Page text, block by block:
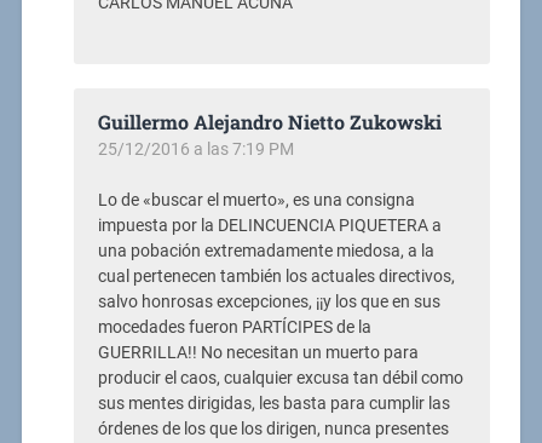
Guillermo Alejandro Nietto Zukowski
25/12/2016 a las 7:19 PM
Lo de «buscar el muerto», es una consigna
impuesta por la DELINCUENCIA PIQUETERA a
una pobación extremadamente miedosa, a la
cual pertenecen también los actuales directivos,
salvo honrosas excepciones, ¡¡y los que en sus
mocedades fueron PARTÍCIPES de la
GUERRILLA!! No necesitan un muerto para
producir el caos, cualquier excusa tan débil como
sus mentes dirigidas, les basta para cumplir las
órdenes de los que los dirigen, nunca presentes